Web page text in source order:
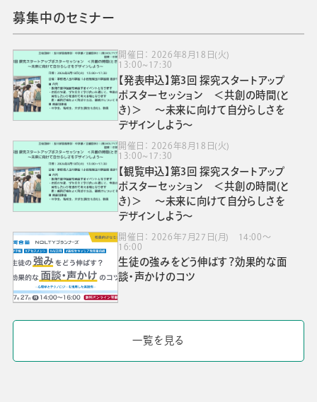
募集中のセミナー
開催日： 2026年8月18日(火)
13:00~17:30
【発表申込】第3回 探究スタートアップ
ポスターセッション ＜共創の時間(と
き)＞ ～未来に向けて自分らしさを
デザインしよう～
開催日： 2026年8月18日(火)
13:00~17:30
【観覧申込】第3回 探究スタートアップ
ポスターセッション ＜共創の時間(と
き)＞ ～未来に向けて自分らしさを
デザインしよう～
開催日： 2026年7月27日(月) 14:00～
16:00
生徒の強みをどう伸ばす？効果的な面
談・声かけのコツ
一覧を見る